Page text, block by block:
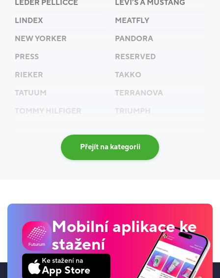
LEDER PELLICCE
LEVI’S A MUSTANG
LINDEX
MEATFLY
NEW YORKER
PANDORA
PRESS
RESERVED
RIEKER
TAKKO
TATUUM
TERRANOVA
TOMMY HILFIGER
TRIUMPH
Přejít na kategorii
Mobilní aplikace ke
stažení
Ke stažení na
App Store